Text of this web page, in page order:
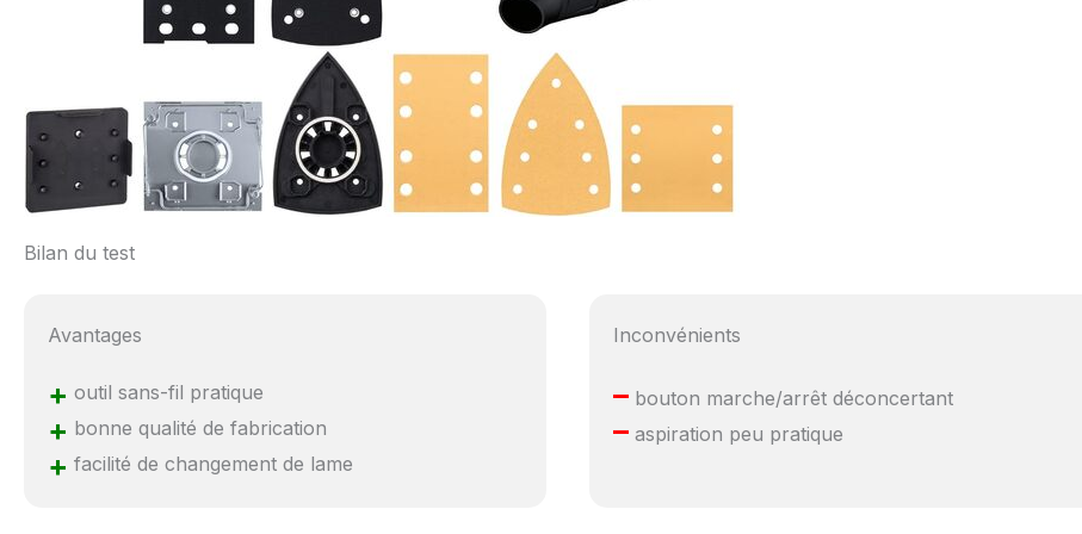
Bilan du test
Avantages
+ outil sans-fil pratique
+ bonne qualité de fabrication
+ facilité de changement de lame
Inconvénients
– bouton marche/arrêt déconcertant
– aspiration peu pratique